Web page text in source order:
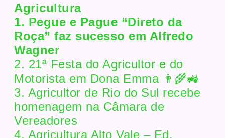
Agricultura
1. Pegue e Pague “Direto da
Roça” faz sucesso em Alfredo
Wagner
2. 21ª Festa do Agricultor e do
Motorista em Dona Emma 👨‍🌾🚜
3. Agricultor de Rio do Sul recebe
homenagem na Câmara de
Vereadores
4. Agricultura Alto Vale – Ed.